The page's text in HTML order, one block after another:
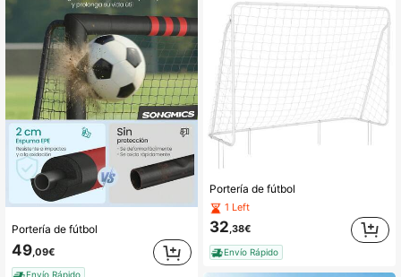
4,89 1.2K Seguidores
4,89 1.2K Seguidores
Portería de fútbol
49 ,09€
Envío Rápido
Portería de fútbol
1 Left
32,38€
Envío Rápido